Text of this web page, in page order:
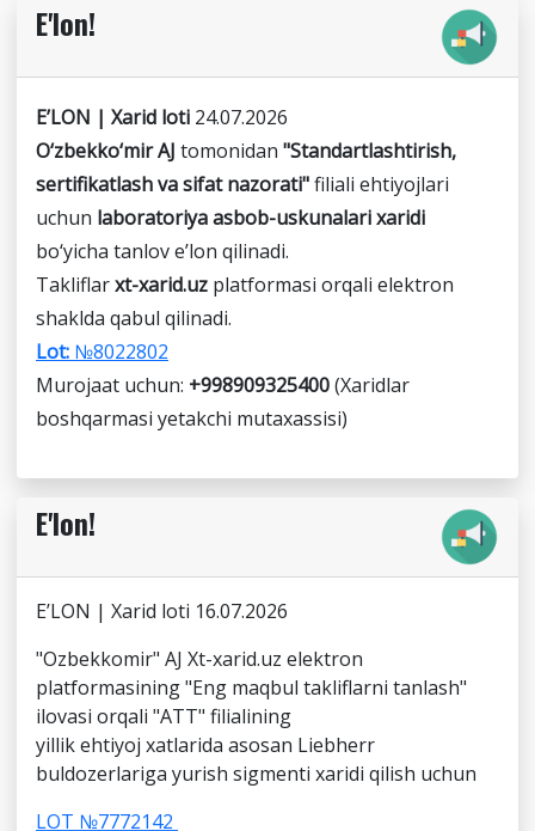
E'lon!
E’LON | Xarid loti 24.07.2026
O‘zbekko‘mir AJ tomonidan "Standartlashtirish,
sertifikatlash va sifat nazorati"filiali ehtiyojlari
uchun laboratoriya asbob-uskunalari xaridi
bo‘yicha tanlov e’lon qilinadi.
Takliflarxt-xarid.uz platformasi orqali elektron
shaklda qabul qilinadi.
Lot: №8022802
Murojaat uchun: +998909325400(Xaridlar
boshqarmasi yetakchi mutaxassisi)
E'lon!
E’LON | Xarid loti 16.07.2026
"Ozbekkomir" AJ Xt-xarid.uz elektron
platformasining "Eng maqbul takliflarni tanlash"
ilovasi orqali "ATT" filialining
yillik ehtiyoj xatlarida asosan Liebherr
buldozerlariga yurish sigmenti xaridi qilish uchun
LOT №7772142